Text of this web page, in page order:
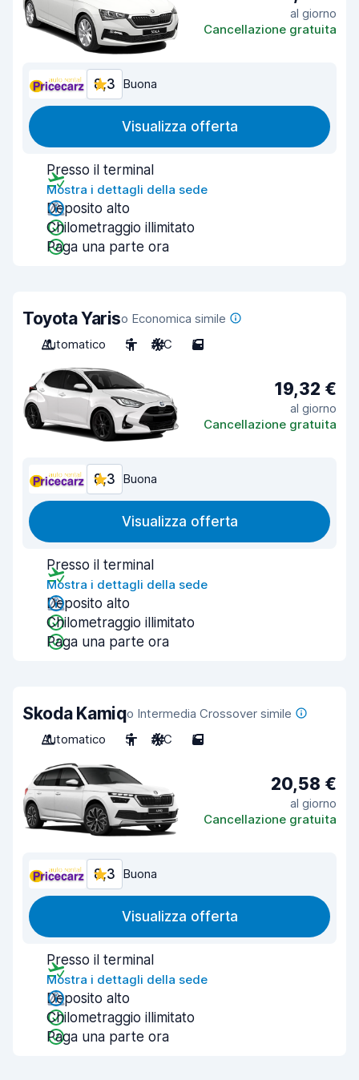
al giorno
Cancellazione gratuita
8,3 Buona
Visualizza offerta
Presso il terminal
Mostra i dettagli della sede
Deposito alto
Chilometraggio illimitato
Paga una parte ora
Toyota Yariso Economica simile
Automatico
5 A/C 5
19,32 €
al giorno
Cancellazione gratuita
8,3 Buona
Visualizza offerta
Presso il terminal
Mostra i dettagli della sede
Deposito alto
Chilometraggio illimitato
Paga una parte ora
Skoda Kamiqo Intermedia Crossover simile
Automatico
5 A/C 5
20,58 €
al giorno
Cancellazione gratuita
8,3 Buona
Visualizza offerta
Presso il terminal
Mostra i dettagli della sede
Deposito alto
Chilometraggio illimitato
Paga una parte ora